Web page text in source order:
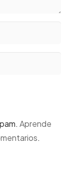
Aprende
.